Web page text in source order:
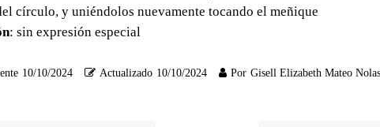
círculo, y uniéndolos nuevamente tocando el meñique
: sin expresión especial
10/10/2024 Actualizado 10/10/2024 Por Gisell Elizabeth Mateo